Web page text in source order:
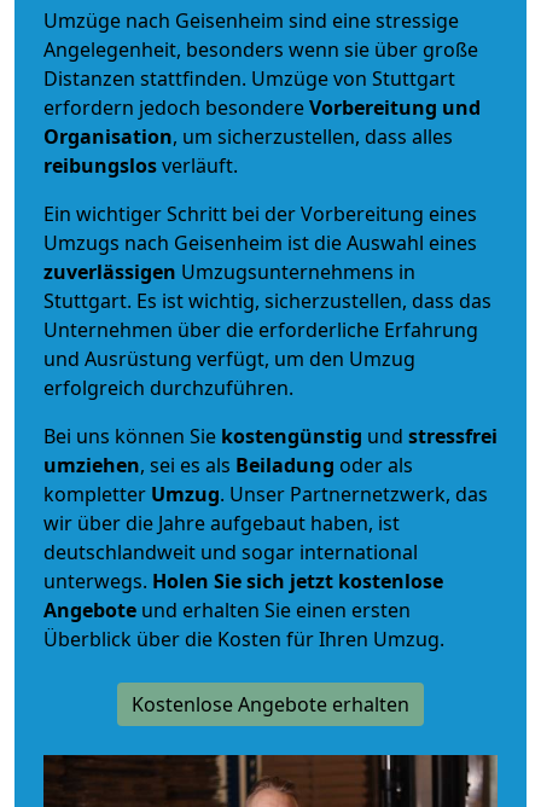
Umzüge nach Geisenheim sind eine stressige
Angelegenheit, besonders wenn sie über große
Distanzen stattfinden. Umzüge von Stuttgart
erfordern jedoch besondereVorbereitung und
Organisation, um sicherzustellen, dass alles
reibungslosverläuft.
Ein wichtiger Schritt bei der Vorbereitung eines
Umzugs nach Geisenheim ist die Auswahl eines
zuverlässigen Umzugsunternehmens in
Stuttgart. Es ist wichtig, sicherzustellen, dass das
Unternehmen über die erforderliche Erfahrung
und Ausrüstung verfügt, um den Umzug
erfolgreich durchzuführen.
Bei uns können Sie kostengünstig und stressfrei
umziehen, sei es als Beiladung oder als
kompletter Umzug. Unser Partnernetzwerk, das
wir über die Jahre aufgebaut haben, ist
deutschlandweit und sogar international
unterwegs. Holen Sie sich jetzt kostenlose
Angebote und erhalten Sie einen ersten
Überblick über die Kosten für Ihren Umzug.
Kostenlose Angebote erhalten